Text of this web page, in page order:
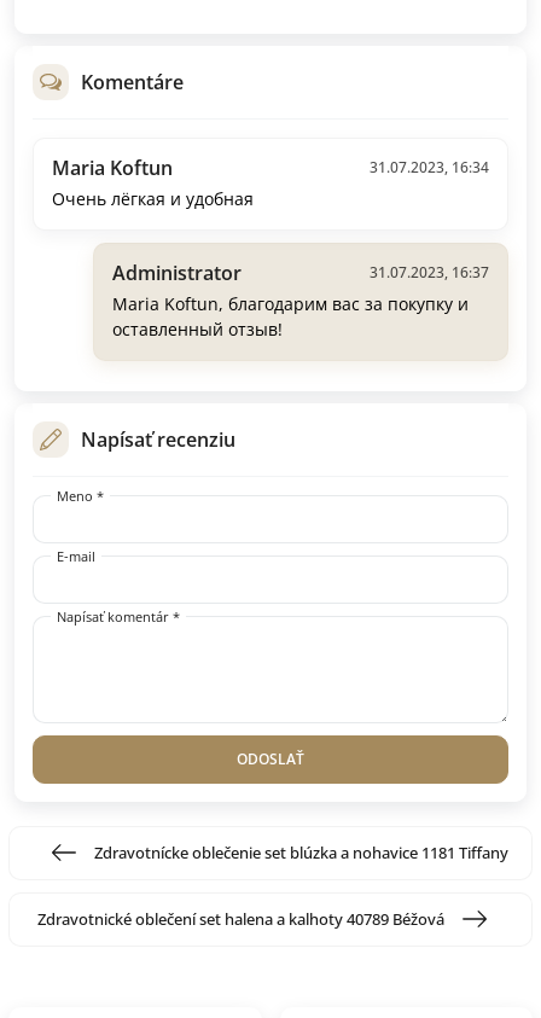
Komentáre
Maria Koftun 31.07.2023, 16:34
Очень лёгкая и удобная
Administrator 31.07.2023, 16:37
Maria Koftun, благодарим вас за покупку и
оставленный отзыв!
Napísať recenziu
Meno *
E-mail
Napísať komentár *
ODOSLAŤ
Zdravotnícke oblečenie set blúzka a nohavice 1181 Tiffany
Zdravotnické oblečení set halena a kalhoty 40789 Béžová